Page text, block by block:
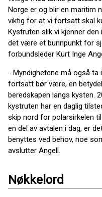
Norge er og blir en maritim
viktig for at vi fortsatt skal
Kystruten slik vi kjenner
det være et bunnpunkt for
forbundsleder Kurt Inge
- Myndighetene må også ta
fortsatt bør være, en
beredskapen langs kysten.
kystruten har en daglig
skip nord for polarsirkelen
en del av avtalen i dag, er
benyttes ved behov, noe
avslutter Angell.
Nøkkelord